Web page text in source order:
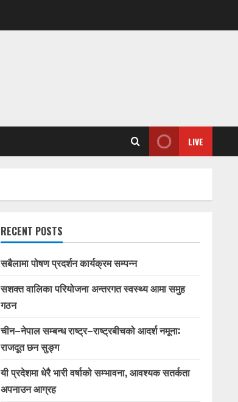
LIVE
RECENT POSTS
सबैलामा पोषण प्रदर्शन कार्यक्रम सम्पन्न
सशक्त वालिका परियोजना अन्तरगत स्वस्थ्य आमा समुह
गठन
चीन–नेपाल सम्बन्ध राष्ट्र–राष्ट्रबीचको आदर्श नमूना:
राजदूत छन सुङ्ग
यी प्रदेशमा धेरै भारी वर्षाको सम्भावना, आवश्यक सतर्कता
अपनाउन आग्रह